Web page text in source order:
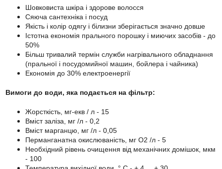
Шовковиста шкіра і здорове волосся
Сяюча сантехніка і посуд
Якість і колір одягу і білизни зберігається значно довше
Істотна економія прального порошку і миючих засобів - до
50%
Більш тривалий термін служби нагрівального обладнання
(пральної і посудомийної машин, бойлера і чайника)
Економія до 30% електроенергії
Вимоги до води, яка подається на фільтр:
Жорсткість, мг-екв / л - 15
Вміст заліза, мг /л - 0,2
Вміст марганцю, мг /л - 0,05
Перманганатна окислюваність, мг О2 /л - 5
Необхідний рівень очищення від механічних домішок, мкм
- 100